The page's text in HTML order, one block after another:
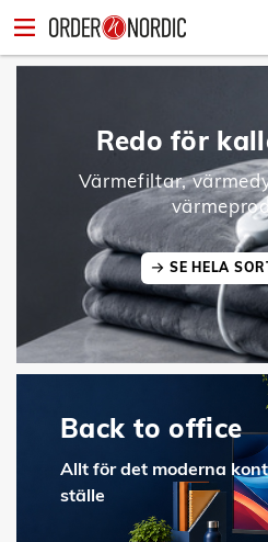
Redo för
Värmefiltar,
SE HELA
Back to office
Allt för det moderna
ställe